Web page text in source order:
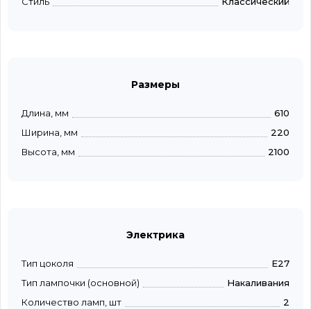
Размеры
Длина, мм
610
Ширина, мм
220
Высота, мм
2100
Электрика
Тип цоколя
E27
Тип лампочки (основной)
Накаливания
Количество ламп, шт
2